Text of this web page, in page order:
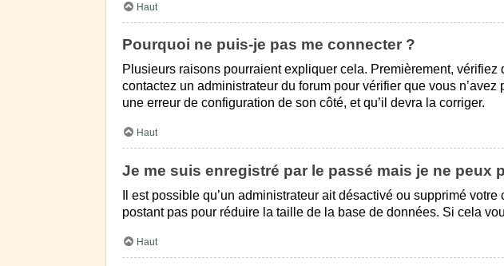
Haut
Pourquoi ne puis-je pas me connecter ?
Plusieurs raisons pourraient expliquer cela. Premièrement, vérifiez
contactez un administrateur du forum pour vérifier que vous
une erreur de configuration de son côté, et qu’il devra la corriger.
Haut
Je me suis enregistré par le passé mais je ne peux
Il est possible qu’un administrateur ait désactivé ou supprimé
postant pas pour réduire la taille de la base de données. Si cela
Haut